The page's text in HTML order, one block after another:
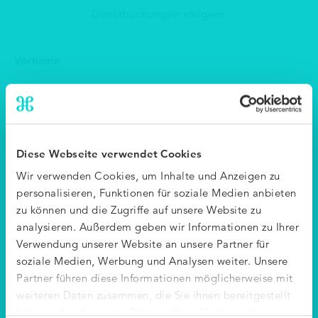
Diese Webseite verwendet Cookies
Wir verwenden Cookies, um Inhalte und Anzeigen zu
personalisieren, Funktionen für soziale Medien anbieten
zu können und die Zugriffe auf unsere Website zu
analysieren. Außerdem geben wir Informationen zu Ihrer
Verwendung unserer Website an unsere Partner für
soziale Medien, Werbung und Analysen weiter. Unsere
Partner führen diese Informationen möglicherweise mit
weiteren Daten zusammen, die Sie ihnen bereitgestellt
Nachname
Geschäftliche Telefonnummer
Geschäftsname
Berechnen Sie Ihren
ROI
Geben Sie eine Schätzung der aktuellen Werte Ihres
Hotels ein, um den potenziellen ROI (Return On
Investment) der Nutzung von Conversion &
Personalisierung zu berechnen